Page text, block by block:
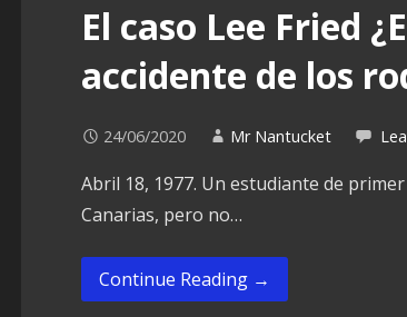
El caso Lee Fried
accidente de los
24/06/2020 Mr Nantucket
Abril 18, 1977. Un estudiante de
Canarias, pero no…
Continue Reading →